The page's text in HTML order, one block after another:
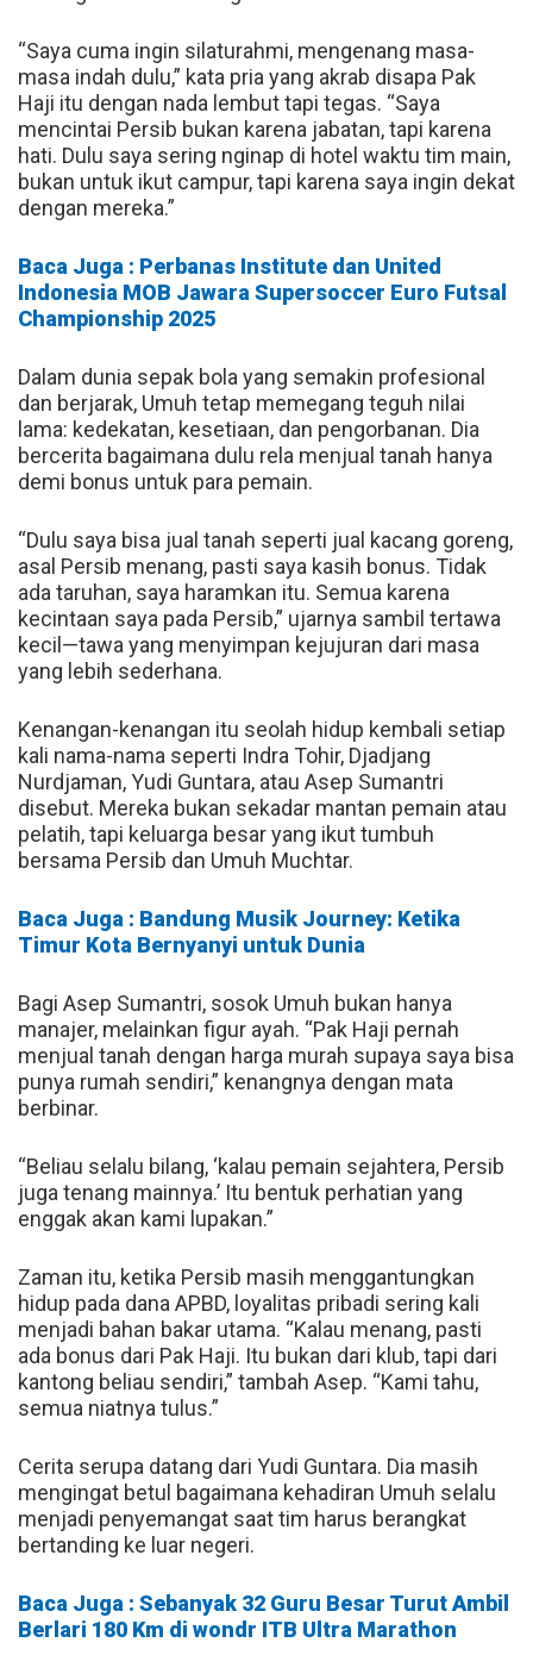
“Saya cuma ingin silaturahmi, mengenang masa-
masa indah dulu,” kata pria yang akrab disapa Pak
Haji itu dengan nada lembut tapi tegas. “Saya
mencintai Persib bukan karena jabatan, tapi karena
hati. Dulu saya sering nginap di hotel waktu tim main,
bukan untuk ikut campur, tapi karena saya ingin dekat
dengan mereka.”
Baca Juga : Perbanas Institute dan United
Indonesia MOB Jawara Supersoccer Euro Futsal
Championship 2025
Dalam dunia sepak bola yang semakin profesional
dan berjarak, Umuh tetap memegang teguh nilai
lama: kedekatan, kesetiaan, dan pengorbanan. Dia
bercerita bagaimana dulu rela menjual tanah hanya
demi bonus untuk para pemain.
“Dulu saya bisa jual tanah seperti jual kacang goreng,
asal Persib menang, pasti saya kasih bonus. Tidak
ada taruhan, saya haramkan itu. Semua karena
kecintaan saya pada Persib,” ujarnya sambil tertawa
kecil—tawa yang menyimpan kejujuran dari masa
yang lebih sederhana.
Kenangan-kenangan itu seolah hidup kembali setiap
kali nama-nama seperti Indra Tohir, Djadjang
Nurdjaman, Yudi Guntara, atau Asep Sumantri
disebut. Mereka bukan sekadar mantan pemain atau
pelatih, tapi keluarga besar yang ikut tumbuh
bersama Persib dan Umuh Muchtar.
Baca Juga : Bandung Musik Journey: Ketika
Timur Kota Bernyanyi untuk Dunia
Bagi Asep Sumantri, sosok Umuh bukan hanya
manajer, melainkan figur ayah. “Pak Haji pernah
menjual tanah dengan harga murah supaya saya bisa
punya rumah sendiri,” kenangnya dengan mata
berbinar.
“Beliau selalu bilang, ‘kalau pemain sejahtera, Persib
juga tenang mainnya.’ Itu bentuk perhatian yang
enggak akan kami lupakan.”
Zaman itu, ketika Persib masih menggantungkan
hidup pada dana APBD, loyalitas pribadi sering kali
menjadi bahan bakar utama. “Kalau menang, pasti
ada bonus dari Pak Haji. Itu bukan dari klub, tapi dari
kantong beliau sendiri,” tambah Asep. “Kami tahu,
semua niatnya tulus.”
Cerita serupa datang dari Yudi Guntara. Dia masih
mengingat betul bagaimana kehadiran Umuh selalu
menjadi penyemangat saat tim harus berangkat
bertanding ke luar negeri.
Baca Juga : Sebanyak 32 Guru Besar Turut Ambil
Berlari 180 Km di wondr ITB Ultra Marathon